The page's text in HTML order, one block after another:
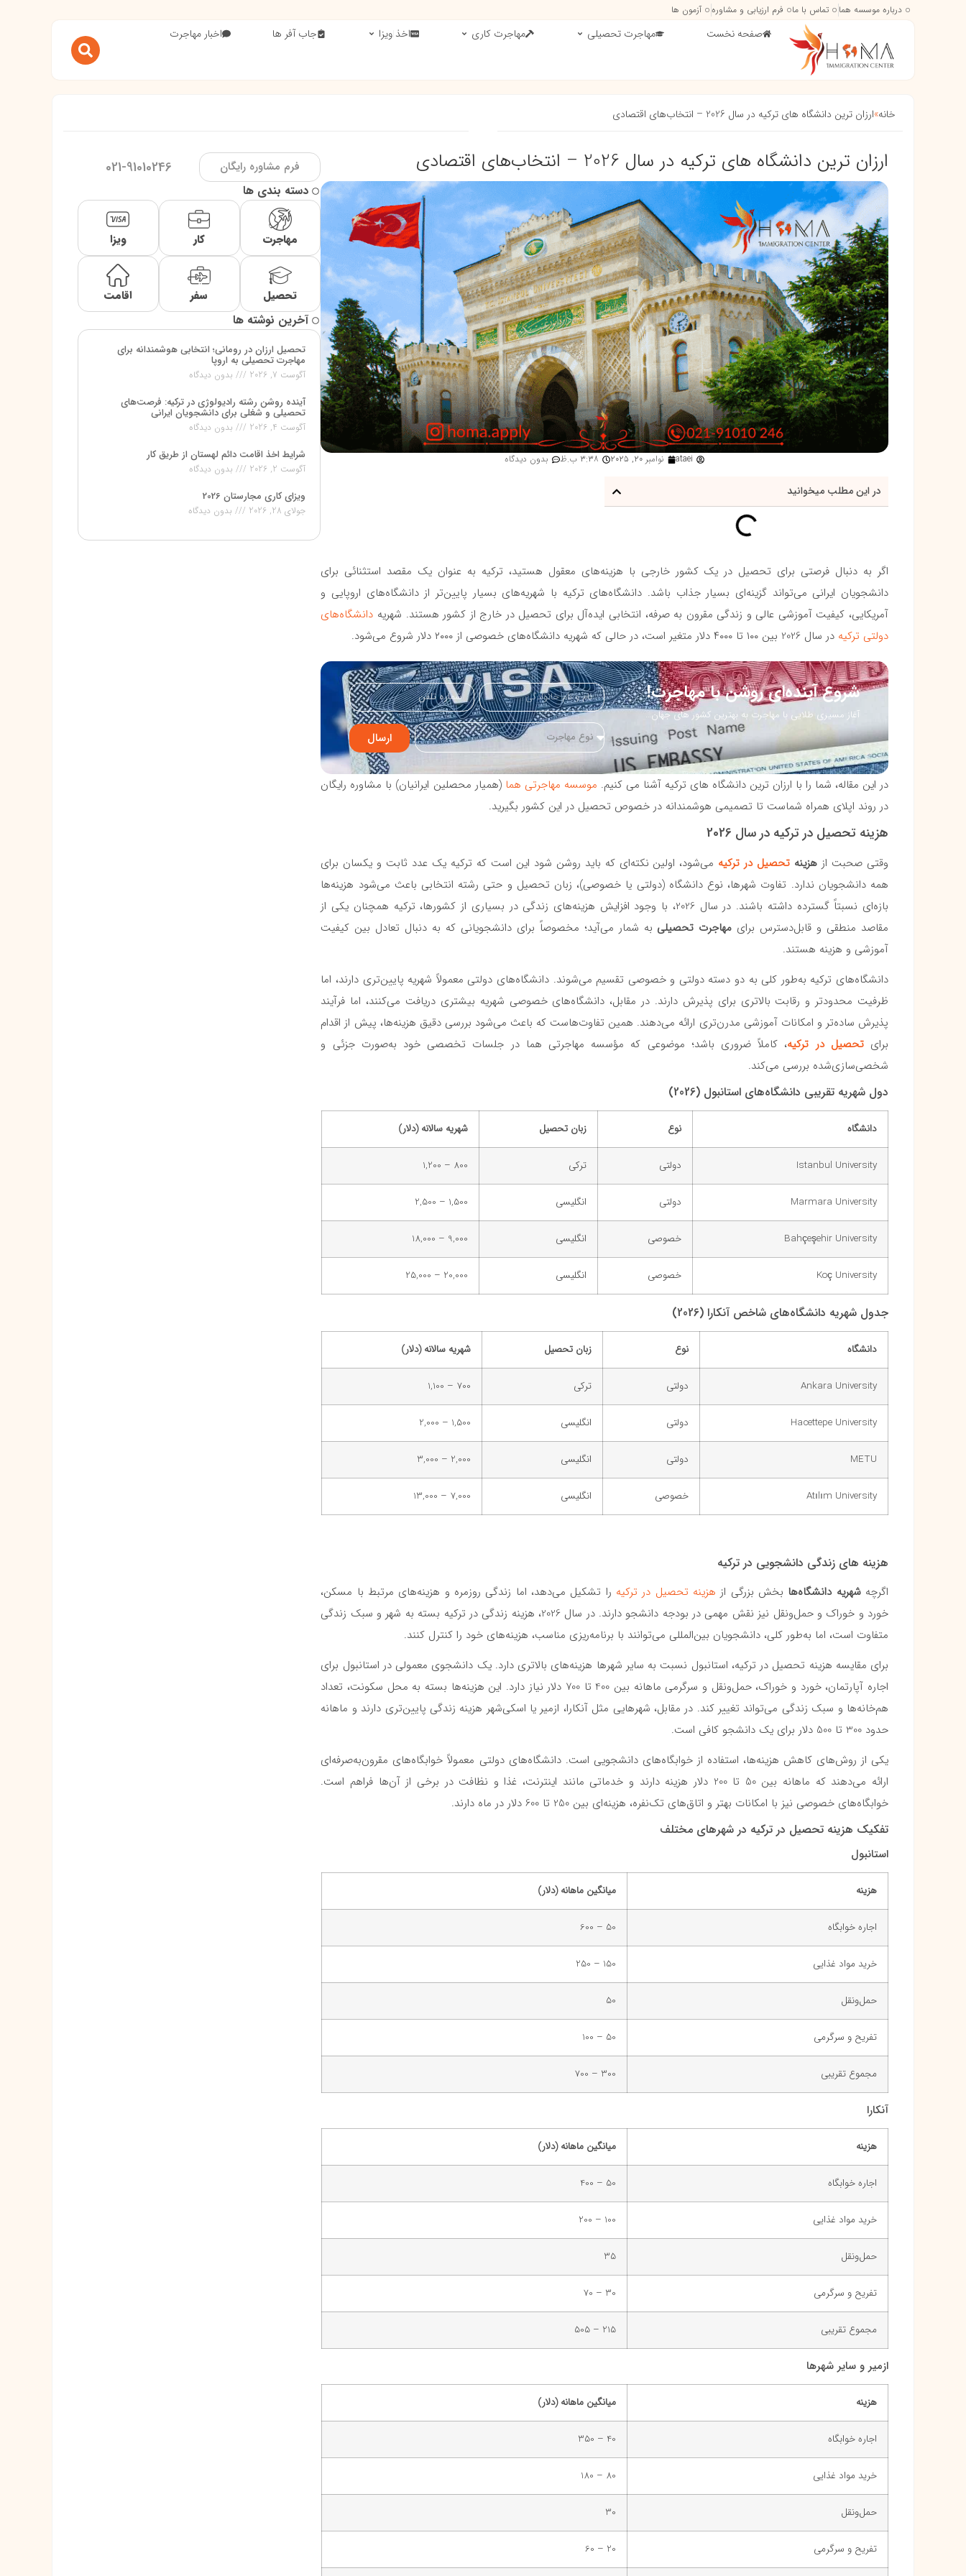
درباره موسسه هما تماس با ما فرم ارزیابی و مشاوره آزمون ها
صفحه نخست مهاجرت تحصیلی مهاجرت کاری اخذ ویزا جاب آفر ها اخبار مهاجرت
خانه»ارزان ترین دانشگاه های ترکیه در سال 2026 – انتخاب‌های اقتصادی
ارزان ترین دانشگاه های ترکیه در سال 2026 – انتخاب‌های اقتصادی
ataei نوامبر 20, 2025 3:38 ب.ظ بدون دیدگاه
در این مطلب میخوانید
اگر به دنبال فرصتی برای تحصیل در یک کشور خارجی با هزینه‌های معقول هستید، ترکیه به عنوان یک مقصد استثنائی برای
دانشجویان ایرانی می‌تواند گزینه‌ای بسیار جذاب باشد. دانشگاه‌های ترکیه با شهریه‌های بسیار پایین‌تر از دانشگاه‌های اروپایی و
آمریکایی، کیفیت آموزشی عالی و زندگی مقرون به صرفه، انتخابی ایده‌آل برای تحصیل در خارج از کشور هستند. شهریه دانشگاه‌های
دولتی ترکیه در سال 2026 بین ۱۰۰ تا ۴۰۰۰ دلار متغیر است، در حالی که شهریه دانشگاه‌های خصوصی از ۲۰۰۰ دلار شروع می‌شود.
شروع آینده‌ای روشن با مهاجرت!
آغاز مسیری طلایی با مهاجرت به بهترین کشور های جهان…
ارسال
در این مقاله، شما را با ارزان ترین دانشگاه های ترکیه آشنا می کنیم. موسسه مهاجرتی هما (همیار محصلین ایرانیان) با مشاوره رایگان
در روند اپلای همراه شماست تا تصمیمی هوشمندانه در خصوص تحصیل در این کشور بگیرید.
هزینه تحصیل در ترکیه در سال 2026
وقتی صحبت از هزینه تحصیل در ترکیه می‌شود، اولین نکته‌ای که باید روشن شود این است که ترکیه یک عدد ثابت و یکسان برای
همه دانشجویان ندارد. تفاوت شهرها، نوع دانشگاه (دولتی یا خصوصی)، زبان تحصیل و حتی رشته انتخابی باعث می‌شود هزینه‌ها
بازه‌ای نسبتاً گسترده داشته باشند. در سال 2026، با وجود افزایش هزینه‌های زندگی در بسیاری از کشورها، ترکیه همچنان یکی از
مقاصد منطقی و قابل‌دسترس برای مهاجرت تحصیلی به شمار می‌آید؛ مخصوصاً برای دانشجویانی که به دنبال تعادل بین کیفیت
آموزشی و هزینه هستند.
دانشگاه‌های ترکیه به‌طور کلی به دو دسته دولتی و خصوصی تقسیم می‌شوند. دانشگاه‌های دولتی معمولاً شهریه پایین‌تری دارند، اما
ظرفیت محدودتر و رقابت بالاتری برای پذیرش دارند. در مقابل، دانشگاه‌های خصوصی شهریه بیشتری دریافت می‌کنند، اما فرآیند
پذیرش ساده‌تر و امکانات آموزشی مدرن‌تری ارائه می‌دهند. همین تفاوت‌هاست که باعث می‌شود بررسی دقیق هزینه‌ها، پیش از اقدام
برایتحصیل در ترکیه، کاملاً ضروری باشد؛ موضوعی که مؤسسه مهاجرتی هما در جلسات تخصصی خود به‌صورت جزئی و
شخصی‌سازی‌شده بررسی می‌کند.
دول شهریه تقریبی دانشگاه‌های استانبول (2026)
دانشگاه نوع زبان تحصیل شهریه سالانه (دلار)
Istanbul University دولتی ترکی 800 – 1,200
Marmara University دولتی انگلیسی 1,500 – 2,500
Bahçeşehir University خصوصی انگلیسی 9,000 – 18,000
Koç University خصوصی انگلیسی 20,000 – 25,000
جدول شهریه دانشگاه‌های شاخص آنکارا (2026)
دانشگاه نوع زبان تحصیل شهریه سالانه (دلار)
Ankara University دولتی ترکی 700 – 1,100
Hacettepe University دولتی انگلیسی 1,500 – 2,000
METU دولتی انگلیسی 2,000 – 3,000
Atılım University خصوصی انگلیسی 7,000 – 13,000
هزینه های زندگی دانشجویی در ترکیه
اگرچهشهریه دانشگاه‌ها بخش بزرگی از هزینه تحصیل در ترکیه را تشکیل می‌دهد، اما زندگی روزمره و هزینه‌های مرتبط با مسکن،
خورد و خوراک و حمل‌ونقل نیز نقش مهمی در بودجه دانشجو دارند. در سال 2026، هزینه زندگی در ترکیه بسته به شهر و سبک زندگی
متفاوت است، اما به‌طور کلی، دانشجویان بین‌المللی می‌توانند با برنامه‌ریزی مناسب، هزینه‌های خود را کنترل کنند.
برای مقایسه هزینه تحصیل در ترکیه، استانبول نسبت به سایر شهرها هزینه‌های بالاتری دارد. یک دانشجوی معمولی در استانبول برای
اجاره آپارتمان، خورد و خوراک، حمل‌ونقل و سرگرمی ماهانه بین 400 تا 700 دلار نیاز دارد. این هزینه‌ها بسته به محل سکونت، تعداد
هم‌خانه‌ها و سبک زندگی می‌تواند تغییر کند. در مقابل، شهرهایی مثل آنکارا، ازمیر یا اسکی‌شهر هزینه زندگی پایین‌تری دارند و ماهانه
حدود 300 تا 500 دلار برای یک دانشجو کافی است.
یکی از روش‌های کاهش هزینه‌ها، استفاده از خوابگاه‌های دانشجویی است. دانشگاه‌های دولتی معمولاً خوابگاه‌های مقرون‌به‌صرفه‌ای
ارائه می‌دهند که ماهانه بین 50 تا 200 دلار هزینه دارند و خدماتی مانند اینترنت، غذا و نظافت در برخی از آن‌ها فراهم است.
خوابگاه‌های خصوصی نیز با امکانات بهتر و اتاق‌های تک‌نفره، هزینه‌ای بین 250 تا 600 دلار در ماه دارند.
تفکیک هزینه تحصیل در ترکیه در شهرهای مختلف
استانبول
هزینه میانگین ماهانه (دلار)
اجاره خوابگاه 50 – 600
خرید مواد غذایی 150 – 250
حمل‌ونقل 50
تفریح و سرگرمی 50 – 100
مجموع تقریبی 300 – 700
آنکارا
هزینه میانگین ماهانه (دلار)
اجاره خوابگاه 50 – 400
خرید مواد غذایی 100 – 200
حمل‌ونقل 35
تفریح و سرگرمی 30 – 70
مجموع تقریبی 215 – 505
ازمیر و سایر شهرها
هزینه میانگین ماهانه (دلار)
اجاره خوابگاه 40 – 350
خرید مواد غذایی 80 – 180
حمل‌ونقل 30
تفریح و سرگرمی 20 – 60
فرم مشاوره رایگان 021-91010246
دسته بندی ها
مهاجرت کار ویزا
تحصیل سفر اقامت
آخرین نوشته ها
تحصیل ارزان در رومانی؛ انتخابی هوشمندانه برای
مهاجرت تحصیلی به اروپا
آگوست 7, 2026 بدون دیدگاه
آینده روشن رشته رادیولوژی در ترکیه: فرصت‌های
تحصیلی و شغلی برای دانشجویان ایرانی
آگوست 4, 2026 بدون دیدگاه
شرایط اخذ اقامت دائم لهستان از طریق کار
آگوست 2, 2026 بدون دیدگاه
ویزای کاری مجارستان 2026
جولای 28, 2026 بدون دیدگاه